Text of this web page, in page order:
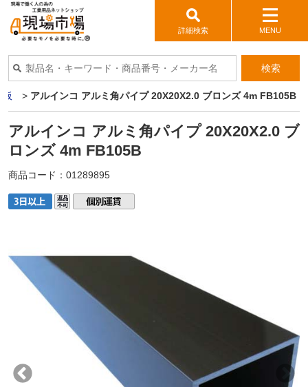
詳細検索 MENU
検索
> アルインコ アルミ角パイプ 20X20X2.0 ブロンズ 4m FB105B
アルインコ アルミ角パイプ 20X20X2.0 ブ
ロンズ 4m FB105B
商品コード： 01289895